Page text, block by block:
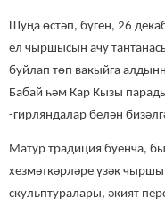
Шуңа өстәп, бүген, 26
ел чыршысын ачу
буйлап төп вакыйга
Бабай һәм Кар Кызы
-гирляндалар белән
Матур традиция буенча,
хезмәткәрләре үзәк
скульптуралары, әкият